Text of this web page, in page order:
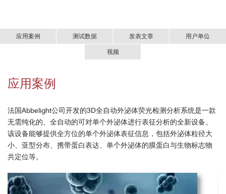
应用案例 测试数据 发表文章 用户单位
视频
应用案例
法国Abbelight公司开发的3D全自动外泌体荧光检测分析系统是一款
无需纯化的、全自动的可对单个外泌体进行表征分析的全新设备。
该设备能够提供全方位的单个外泌体表征信息，包括外泌体粒径大
小、亚型分布、携带蛋白表达、单个外泌体的膜蛋白与生物标志物
共定位等。
外泌体2D成像
[1] Storci, Gianluca, et al. "CAR+ extracellular vesicles predict
Investigation 134.14 (2024).
[2] Huang, Xiaowan, et al. "Nanoreceptors promote mutant p53
protein degradation by mimicking selective autophagy
receptors." Nature Nanotechnology (2024): 1-9.
nano-antibodies for synergistic antitumor immunity." Nature
Communications 15.1 (2024): 6211.
1分钟快速了解3D全自动外泌体荧光检测分析系